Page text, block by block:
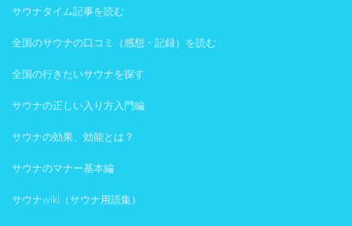
サウナタイム記事を読む
全国のサウナの口コミ（感想・記録）を読む
全国の行きたいサウナを探す
サウナの正しい入り方入門編
サウナの効果、効能とは？
サウナのマナー基本編
サウナwiki（サウナ用語集）